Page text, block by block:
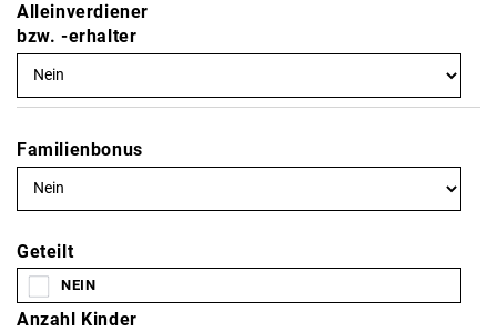
Alleinverdiener
bzw. -erhalter
Familienbonus
Geteilt
Anzahl Kinder